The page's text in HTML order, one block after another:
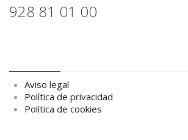
928 81 01 00
Aviso legal
Política de privacidad
Política de cookies